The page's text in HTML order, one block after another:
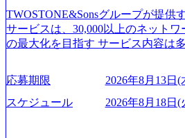
sion-production.appspot.com/public/
4e4b-6aae-45a6-a0ce-
報 (https://www.xspear.co.jp/member/)
業界で新規事業戦略、成長戦略、
広いプロジェクトに従事 - 鈴木健仁
トに入社し最年少ディレクターを経
案、人事組織テーマに強みを持ち
810e-138e27965ee8_1200x386.webp
的とした「語学研修」、効果的な
み実践に強くなるための「プレゼ
アドバイザーによる自身のキャリ
スタイム制度を実施しており、月単
間の範囲内で、出社・退社の時刻
ね、ワークライフバランスを図りな
ができる 【休日】 土日祝休みの完
TWOSTONE&Sonsグループが提供
サービスは、30,000以上のネット
の最大化を目指す サービス内容は
リーなどが含まれており、幅広いニ
対しては完全成功報酬制を採用し
重する姿勢を持ち、将来の株価成長
&A業界のリーディングカンパニー
応募期限
2026年8月13日(
スケジュール
2026年8月18日(